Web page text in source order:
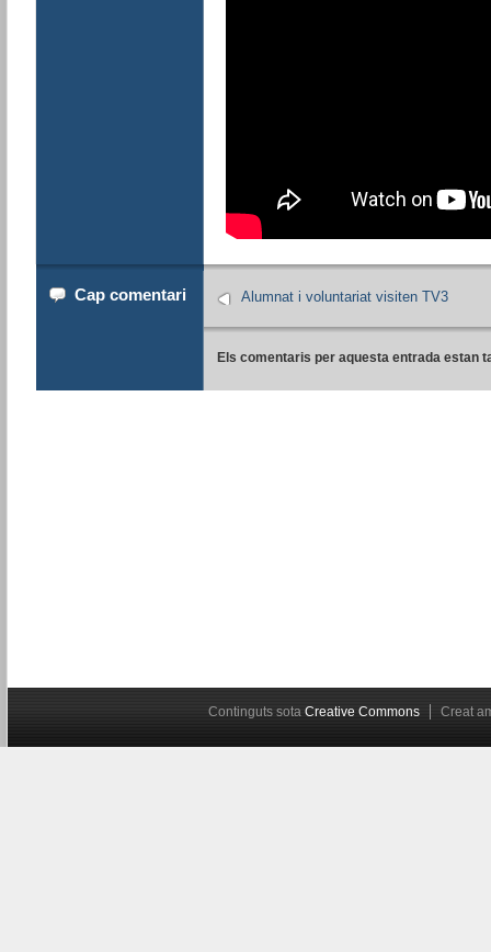
Cap comentari Alumnat i voluntariat visiten TV3
Els comentaris per aquesta entrada estan
Continguts sota Creative Commons Creat